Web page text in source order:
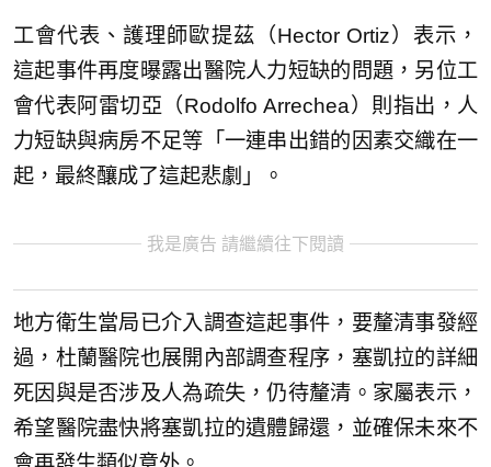
工會代表、護理師歐提茲（Hector Ortiz）表示，
這起事件再度曝露出醫院人力短缺的問題，另位工
會代表阿雷切亞（Rodolfo Arrechea）則指出，人
力短缺與病房不足等「一連串出錯的因素交織在一
起，最終釀成了這起悲劇」。
我是廣告 請繼續往下閱讀
地方衛生當局已介入調查這起事件，要釐清事發經
過，杜蘭醫院也展開內部調查程序，塞凱拉的詳細
死因與是否涉及人為疏失，仍待釐清。家屬表示，
希望醫院盡快將塞凱拉的遺體歸還，並確保未來不